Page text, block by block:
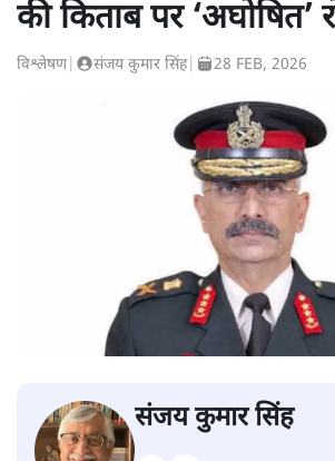
की किताब पर ‘अघोषित’
विश्लेषण| संजय कुमार सिंह| 28 FEB, 2026
संजय कुमार सिंह